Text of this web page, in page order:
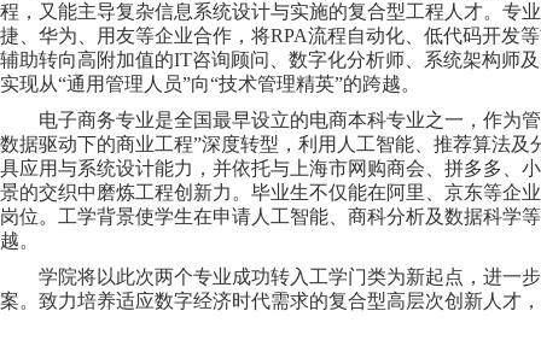
程，又能主导复杂信息系统设计与实施的复合型工程人才。专
捷、华为、用友等企业合作，将RPA流程自动化、低代码开发
辅助转向高附加值的IT咨询顾问、数字化分析师、系统架构师
实现从“通用管理人员”向“技术管理精英”的跨越。
电子商务专业是全国最早设立的电商本科专业之一，作为
数据驱动下的商业工程”深度转型，利用人工智能、推荐算法
具应用与系统设计能力，并依托与上海市网购商会、拼多多、
景的交织中磨炼工程创新力。毕业生不仅能在阿里、京东等企
岗位。工学背景使学生在申请人工智能、商科分析及数据科学
越。
学院将以此次两个专业成功转入工学门类为新起点，进一
案。致力培养适应数字经济时代需求的复合型高层次创新人才